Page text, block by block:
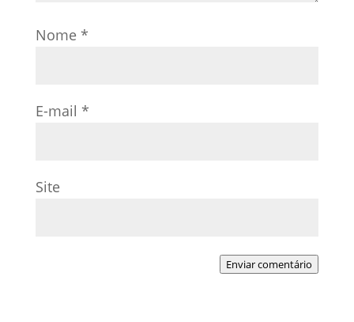
Nome *
E-mail *
Site
Enviar comentário